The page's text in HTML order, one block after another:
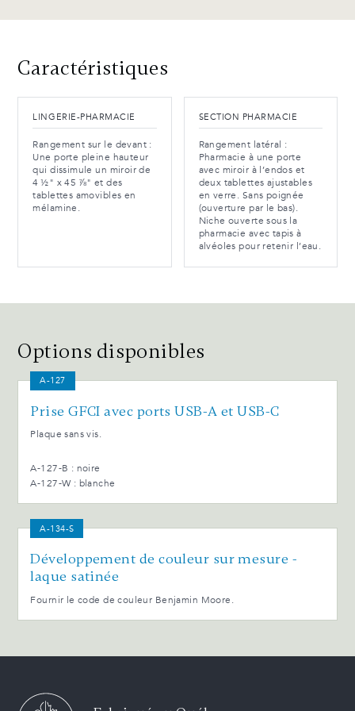
Caractéristiques
LINGERIE-PHARMACIE
Rangement sur le devant :
Une porte pleine hauteur
qui dissimule un miroir de
4 ½" x 45 ⅞" et des
tablettes amovibles en
mélamine.
SECTION PHARMACIE
Rangement latéral :
Pharmacie à une porte
avec miroir à l’endos et
deux tablettes ajustables
en verre. Sans poignée
(ouverture par le bas).
Niche ouverte sous la
pharmacie avec tapis à
alvéoles pour retenir l’eau.
Options disponibles
A-127
Prise GFCI avec ports USB-A et USB-C
Plaque sans vis.
A-127-B : noire
A-127-W : blanche
A-134-S
Développement de couleur sur mesure -
laque satinée
Fournir le code de couleur Benjamin Moore.